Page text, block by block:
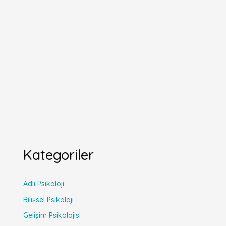
Kategoriler
Adli Psikoloji
Bilişsel Psikoloji
Gelişim Psikolojisi